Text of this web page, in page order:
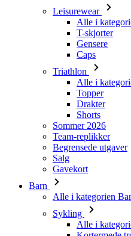
Leisurewear
Alle i
T-skjorter
Gensere
Caps
Triathlon
Alle i
Topper
Drakter
Shorts
Sommer 2026
Team-replikker
Begrensede utgaver
Salg
Gavekort
Barn
Alle i kategorien
Sykling
Alle i